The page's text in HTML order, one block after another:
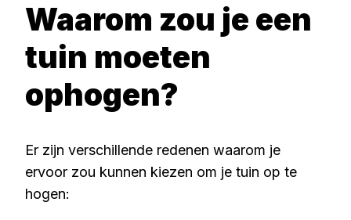
Waarom zou je een
tuin moeten
ophogen?
Er zijn verschillende redenen waarom je
ervoor zou kunnen kiezen om je tuin op te
hogen: